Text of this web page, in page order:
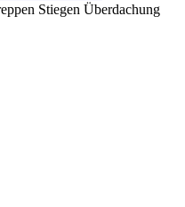
Stiegen Überdachung